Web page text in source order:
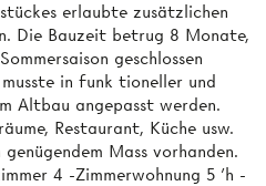
erlaubte zusätzlichen
Die Bauzeit betrug 8 Monate,
geschlossen
in funk­ tioneller und
Altbau angepasst werden.
Restaurant, Küche usw.
Mass vorhanden.
4 -Zimmerwohnung 5 'h -